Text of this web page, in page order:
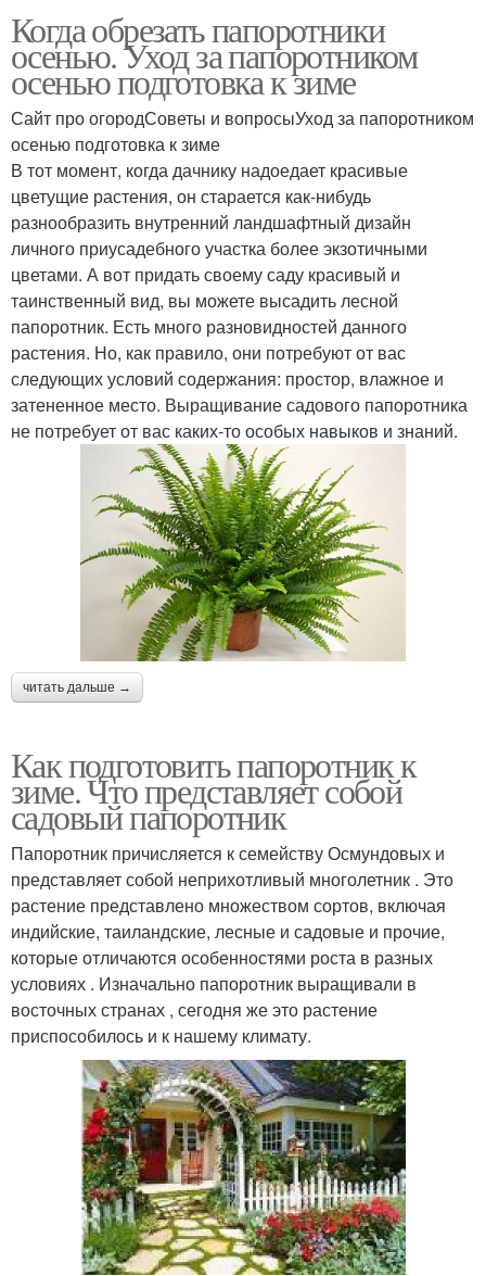
Когда обрезать папоротники
осенью. Уход за папоротником
осенью подготовка к зиме
Сайт про огородСоветы и вопросыУход за папоротником
осенью подготовка к зиме
В тот момент, когда дачнику надоедает красивые
цветущие растения, он старается как-нибудь
разнообразить внутренний ландшафтный дизайн
личного приусадебного участка более экзотичными
цветами. А вот придать своему саду красивый и
таинственный вид, вы можете высадить лесной
папоротник. Есть много разновидностей данного
растения. Но, как правило, они потребуют от вас
следующих условий содержания: простор, влажное и
затененное место. Выращивание садового папоротника
не потребует от вас каких-то особых навыков и знаний.
читать дальше →
Как подготовить папоротник к
зиме. Что представляет собой
садовый папоротник
Папоротник причисляется к семейству Осмундовых и
представляет собой неприхотливый многолетник . Это
растение представлено множеством сортов, включая
индийские, таиландские, лесные и садовые и прочие,
которые отличаются особенностями роста в разных
условиях . Изначально папоротник выращивали в
восточных странах , сегодня же это растение
приспособилось и к нашему климату.